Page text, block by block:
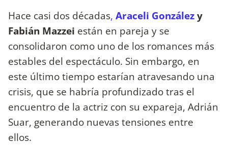
Hace casi dos décadas, Araceli Gonzálezy
Fabián Mazzei están en pareja y se
consolidaron como uno de los romances más
estables del espectáculo. Sin embargo, en
este último tiempo estarían atravesando una
crisis, que se habría profundizado tras el
encuentro de la actriz con su expareja, Adrián
Suar, generando nuevas tensiones entre
ellos.